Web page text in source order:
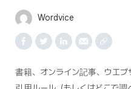
Wordvice
書籍、オンライン記事、ウエ